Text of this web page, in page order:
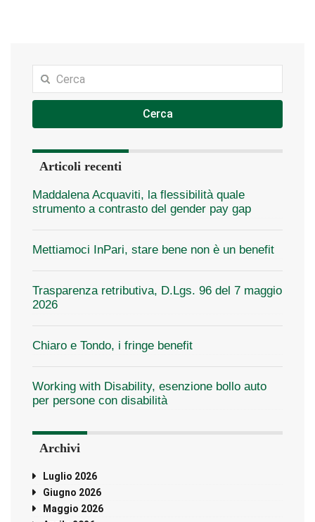
Cerca
Articoli recenti
Maddalena Acquaviti, la flessibilità quale
strumento a contrasto del gender pay gap
Mettiamoci InPari, stare bene non è un benefit
Trasparenza retributiva, D.Lgs. 96 del 7 maggio
2026
Chiaro e Tondo, i fringe benefit
Working with Disability, esenzione bollo auto
per persone con disabilità
Archivi
Luglio 2026
Giugno 2026
Maggio 2026